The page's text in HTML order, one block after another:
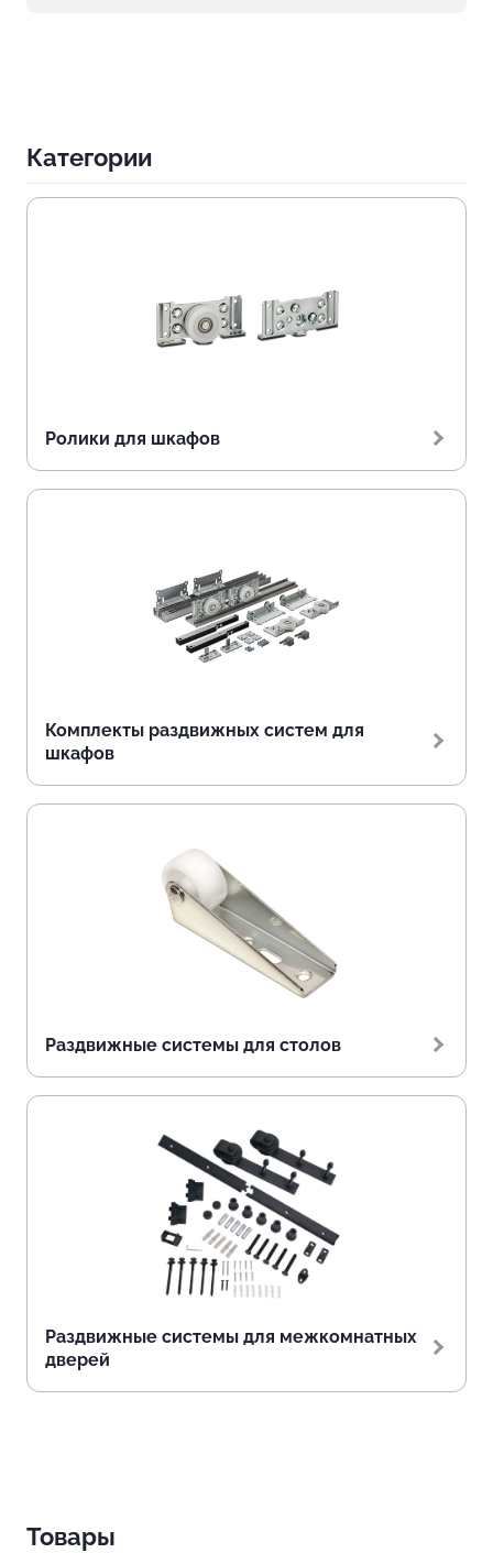
Категории
Ролики для шкафов
Комплекты раздвижных систем для
шкафов
Раздвижные системы для столов
Раздвижные системы для межкомнатных
дверей
Товары